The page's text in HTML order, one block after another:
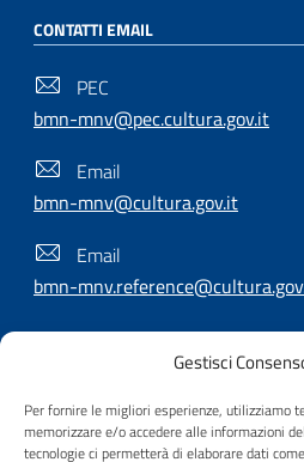
Gestisci
Per fornire le migliori esperienze, utilizziamo
memorizzare e/o accedere alle informazioni
tecnologie ci permetterà di elaborare dati
CONTATTI EMAIL
PEC
bmn-mnv@pec.cultura.gov.it
Email
bmn-mnv@cultura.gov.it
Email
bmn-